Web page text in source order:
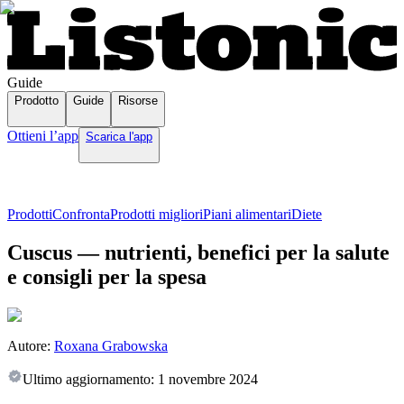
Guide
Prodotto Guide Risorse
Ottieni l’app Scarica l'app
ProdottiConfrontaProdotti miglioriPiani alimentariDiete
Cuscus — nutrienti, benefici per la salute
e consigli per la spesa
Autore: Roxana Grabowska
Ultimo aggiornamento: 1 novembre 2024